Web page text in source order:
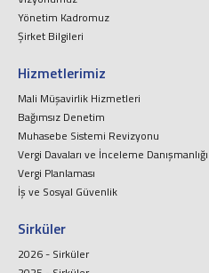
Yönetim Kadromuz
Şirket Bilgileri
Hizmetlerimiz
Mali Müşavirlik Hizmetleri
Bağımsız Denetim
Muhasebe Sistemi Revizyonu
Vergi Davaları ve İnceleme Danışmanlığı
Vergi Planlaması
İş ve Sosyal Güvenlik
Sirküler
2026 - Sirküler